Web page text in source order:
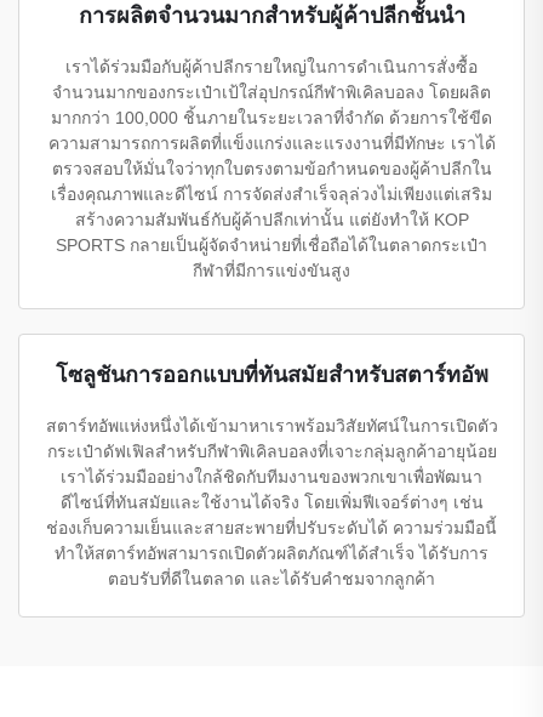
การผลิตจำนวนมากสำหรับผู้ค้าปลีกชั้นนำ
เราได้ร่วมมือกับผู้ค้าปลีกรายใหญ่ในการดำเนินการสั่งซื้อ
จำนวนมากของกระเป๋าเป้ใส่อุปกรณ์กีฬาพิเคิลบอลง โดยผลิต
มากกว่า 100,000 ชิ้นภายในระยะเวลาที่จำกัด ด้วยการใช้ขีด
ความสามารถการผลิตที่แข็งแกร่งและแรงงานที่มีทักษะ เราได้
ตรวจสอบให้มั่นใจว่าทุกใบตรงตามข้อกำหนดของผู้ค้าปลีกใน
เรื่องคุณภาพและดีไซน์ การจัดส่งสำเร็จลุล่วงไม่เพียงแต่เสริม
สร้างความสัมพันธ์กับผู้ค้าปลีกเท่านั้น แต่ยังทำให้ KOP
SPORTS กลายเป็นผู้จัดจำหน่ายที่เชื่อถือได้ในตลาดกระเป๋า
กีฬาที่มีการแข่งขันสูง
โซลูชันการออกแบบที่ทันสมัยสำหรับสตาร์ทอัพ
สตาร์ทอัพแห่งหนึ่งได้เข้ามาหาเราพร้อมวิสัยทัศน์ในการเปิดตัว
กระเป๋าดัฟเฟิลสำหรับกีฬาพิเคิลบอลงที่เจาะกลุ่มลูกค้าอายุน้อย
เราได้ร่วมมืออย่างใกล้ชิดกับทีมงานของพวกเขาเพื่อพัฒนา
ดีไซน์ที่ทันสมัยและใช้งานได้จริง โดยเพิ่มฟีเจอร์ต่างๆ เช่น
ช่องเก็บความเย็นและสายสะพายที่ปรับระดับได้ ความร่วมมือนี้
ทำให้สตาร์ทอัพสามารถเปิดตัวผลิตภัณฑ์ได้สำเร็จ ได้รับการ
ตอบรับที่ดีในตลาด และได้รับคำชมจากลูกค้า